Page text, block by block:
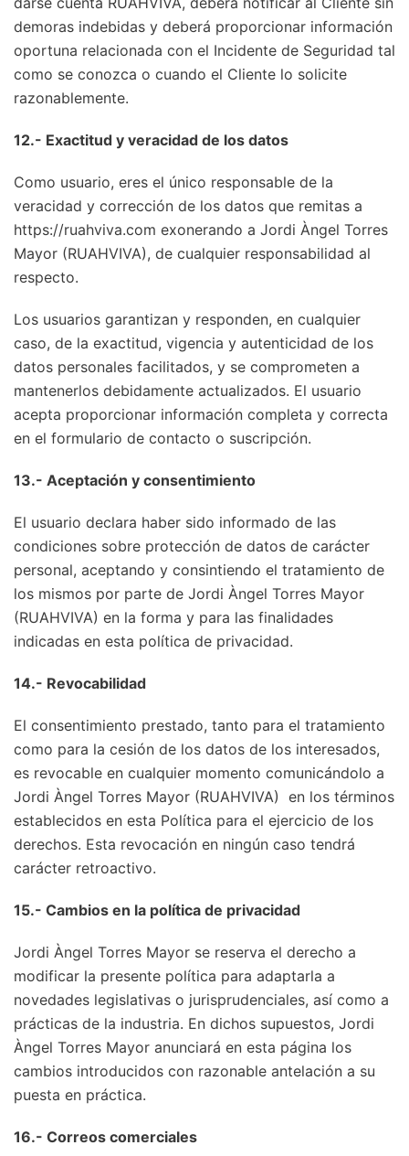
demoras indebidas y deberá proporcionar información
oportuna relacionada con el Incidente de Seguridad tal
como se conozca o cuando el Cliente lo solicite
razonablemente.
12.- Exactitud y veracidad de los datos
Como usuario, eres el único responsable de la
veracidad y corrección de los datos que remitas a
https://ruahviva.com exonerando a Jordi Àngel Torres
Mayor (RUAHVIVA), de cualquier responsabilidad al
respecto.
Los usuarios garantizan y responden, en cualquier
caso, de la exactitud, vigencia y autenticidad de los
datos personales facilitados, y se comprometen a
mantenerlos debidamente actualizados. El usuario
acepta proporcionar información completa y correcta
en el formulario de contacto o suscripción.
13.- Aceptación y consentimiento
El usuario declara haber sido informado de las
condiciones sobre protección de datos de carácter
personal, aceptando y consintiendo el tratamiento de
los mismos por parte de Jordi Àngel Torres Mayor
(RUAHVIVA) en la forma y para las finalidades
indicadas en esta política de privacidad.
14.- Revocabilidad
El consentimiento prestado, tanto para el tratamiento
como para la cesión de los datos de los interesados,
es revocable en cualquier momento comunicándolo a
Jordi Àngel Torres Mayor (RUAHVIVA) en los términos
establecidos en esta Política para el ejercicio de los
derechos. Esta revocación en ningún caso tendrá
carácter retroactivo.
15.- Cambios en la política de privacidad
Jordi Àngel Torres Mayor se reserva el derecho a
modificar la presente política para adaptarla a
novedades legislativas o jurisprudenciales, así como a
prácticas de la industria. En dichos supuestos, Jordi
Àngel Torres Mayor anunciará en esta página los
cambios introducidos con razonable antelación a su
puesta en práctica.
16.- Correos comerciales